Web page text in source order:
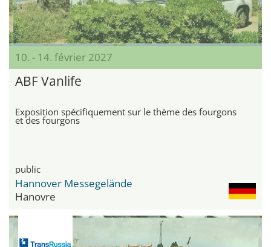
10. - 14. février 2027
ABF Vanlife
Exposition spécifiquement sur le thème des fourgons
et des fourgons
public
Hannover Messegelände
Hanovre